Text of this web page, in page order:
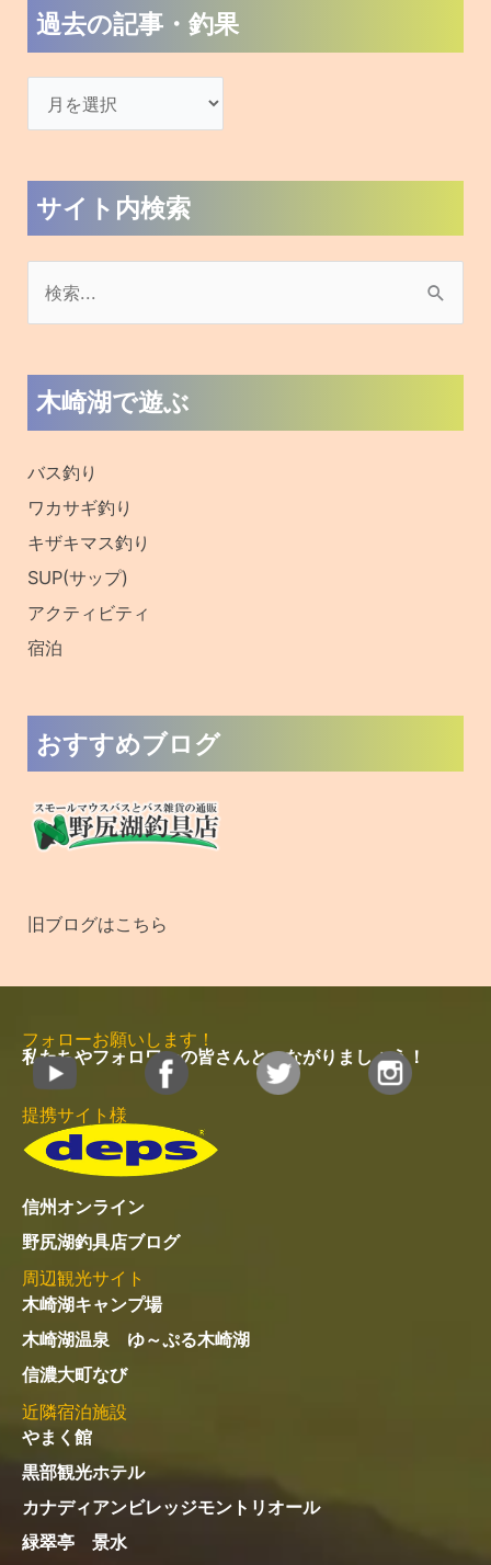
過去の記事・釣果
サイト内検索
象
木崎湖で遊ぶ
バス釣り
ワカサギ釣り
キザキマス釣り
SUP(サップ)
アクティビティ
宿泊
おすすめブログ
旧ブログはこちら
フォローお願いします！
私たちやフォロワーの皆さんとつながりましょう！
提携サイト様
信州オンライン
野尻湖釣具店ブログ
周辺観光サイト
木崎湖キャンプ場
木崎湖温泉 ゆ～ぷる木崎湖
信濃大町なび
近隣宿泊施設
やまく館
黒部観光ホテル
カナディアンビレッジモントリオール
緑翠亭 景水